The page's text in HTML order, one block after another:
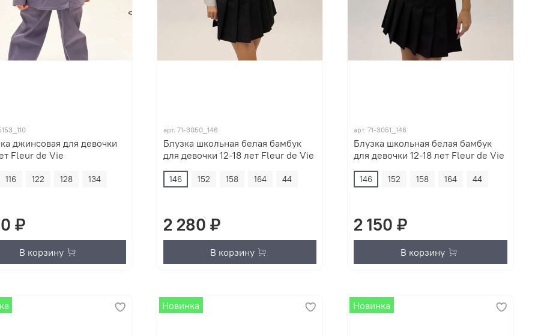
джинсовая для девочки
Fleur de Vie
116 122 128
134
₽
В корзину
арт. 71-3050_146
Блузка школьная белая бамбук
для девочки 12-18 лет Fleur de Vie
146 152 158 164 44
2 280 ₽
В корзину
арт.71-3051_146
Блузка школьная белая бамбук
для девочки 12-18 лет Fleur de Vie
146 152 158 164 44
2 150 ₽
В корзину
Новинка Новинка